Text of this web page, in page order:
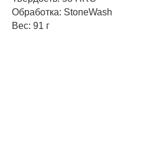
Обработка: StoneWash
Вес: 91 г